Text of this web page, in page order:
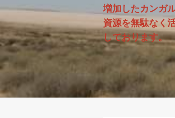
増加したカンガ
資源を無駄なく
しております。